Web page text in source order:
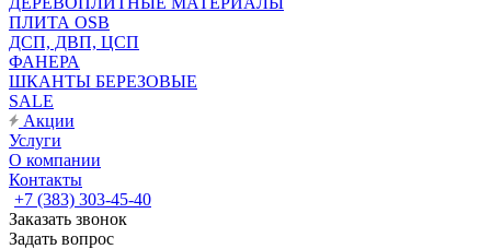
ПЛИТА OSB
ДСП, ДВП, ЦСП
ФАНЕРА
ШКАНТЫ БЕРЕЗОВЫЕ
SALE
Акции
Услуги
О компании
Контакты
+7 (383) 303-45-40
Заказать звонок
Задать вопрос